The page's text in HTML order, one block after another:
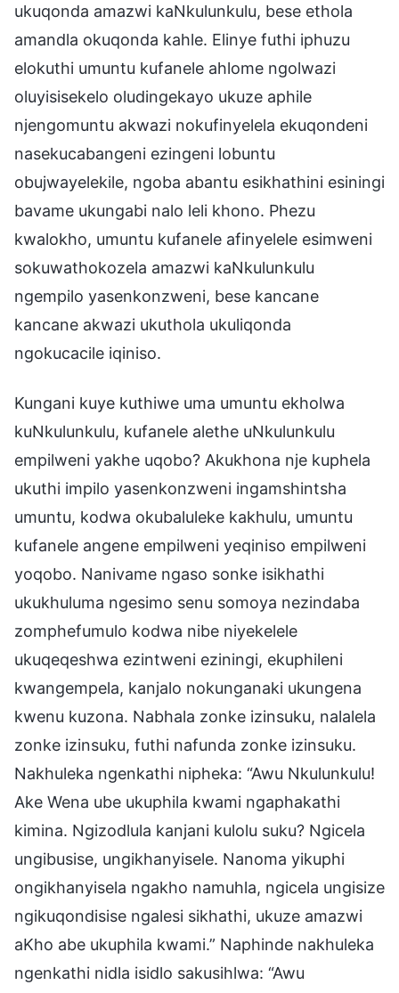
ukuqonda amazwi kaNkulunkulu, bese ethola
amandla okuqonda kahle. Elinye futhi iphuzu
elokuthi umuntu kufanele ahlome ngolwazi
oluyisisekelo oludingekayo ukuze aphile
njengomuntu akwazi nokufinyelela ekuqondeni
nasekucabangeni ezingeni lobuntu
obujwayelekile, ngoba abantu esikhathini esiningi
bavame ukungabi nalo leli khono. Phezu
kwalokho, umuntu kufanele afinyelele esimweni
sokuwathokozela amazwi kaNkulunkulu
ngempilo yasenkonzweni, bese kancane
kancane akwazi ukuthola ukuliqonda
ngokucacile iqiniso.
Kungani kuye kuthiwe uma umuntu ekholwa
kuNkulunkulu, kufanele alethe uNkulunkulu
empilweni yakhe uqobo? Akukhona nje kuphela
ukuthi impilo yasenkonzweni ingamshintsha
umuntu, kodwa okubaluleke kakhulu, umuntu
kufanele angene empilweni yeqiniso empilweni
yoqobo. Nanivame ngaso sonke isikhathi
ukukhuluma ngesimo senu somoya nezindaba
zomphefumulo kodwa nibe niyekelele
ukuqeqeshwa ezintweni eziningi, ekuphileni
kwangempela, kanjalo nokunganaki ukungena
kwenu kuzona. Nabhala zonke izinsuku, nalalela
zonke izinsuku, futhi nafunda zonke izinsuku.
Nakhuleka ngenkathi nipheka: “Awu Nkulunkulu!
Ake Wena ube ukuphila kwami ngaphakathi
kimina. Ngizodlula kanjani kulolu suku? Ngicela
ungibusise, ungikhanyisele. Nanoma yikuphi
ongikhanyisela ngakho namuhla, ngicela ungisize
ngikuqondisise ngalesi sikhathi, ukuze amazwi
aKho abe ukuphila kwami.” Naphinde nakhuleka
ngenkathi nidla isidlo sakusihlwa: “Awu